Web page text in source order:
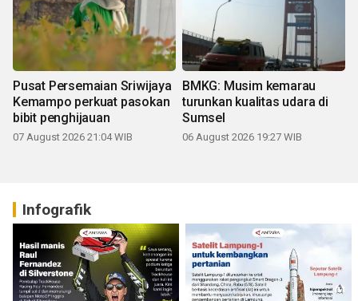
Pusat Persemaian Sriwijaya
Kemampo perkuat pasokan
bibit penghijauan
07 August 2026 21:04 WIB
BMKG: Musim kemarau
turunkan kualitas udara di
Sumsel
06 August 2026 19:27 WIB
Infografik